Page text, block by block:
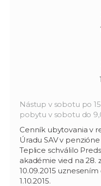
Nástup v sobotu po
pobytu v sobotu do
Cenník ubytovania v
Úradu SAV v
Teplice schválilo
akadémie vied na 28.
10.09.2015
1.10.2015.